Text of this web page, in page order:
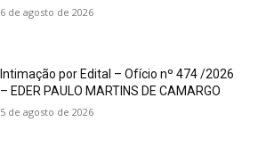
6 de agosto de 2026
Intimação por Edital – Ofício nº 474 /2026
– EDER PAULO MARTINS DE CAMARGO
5 de agosto de 2026